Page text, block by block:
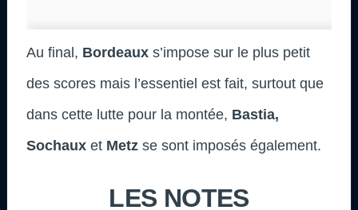
Au final, Bordeaux s’impose sur le plus petit
des scores mais l’essentiel est fait, surtout que
dans cette lutte pour la montée, Bastia,
Sochaux et Metz se sont imposés également.
LES NOTES